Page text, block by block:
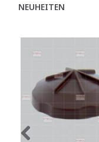
NEUHEITEN